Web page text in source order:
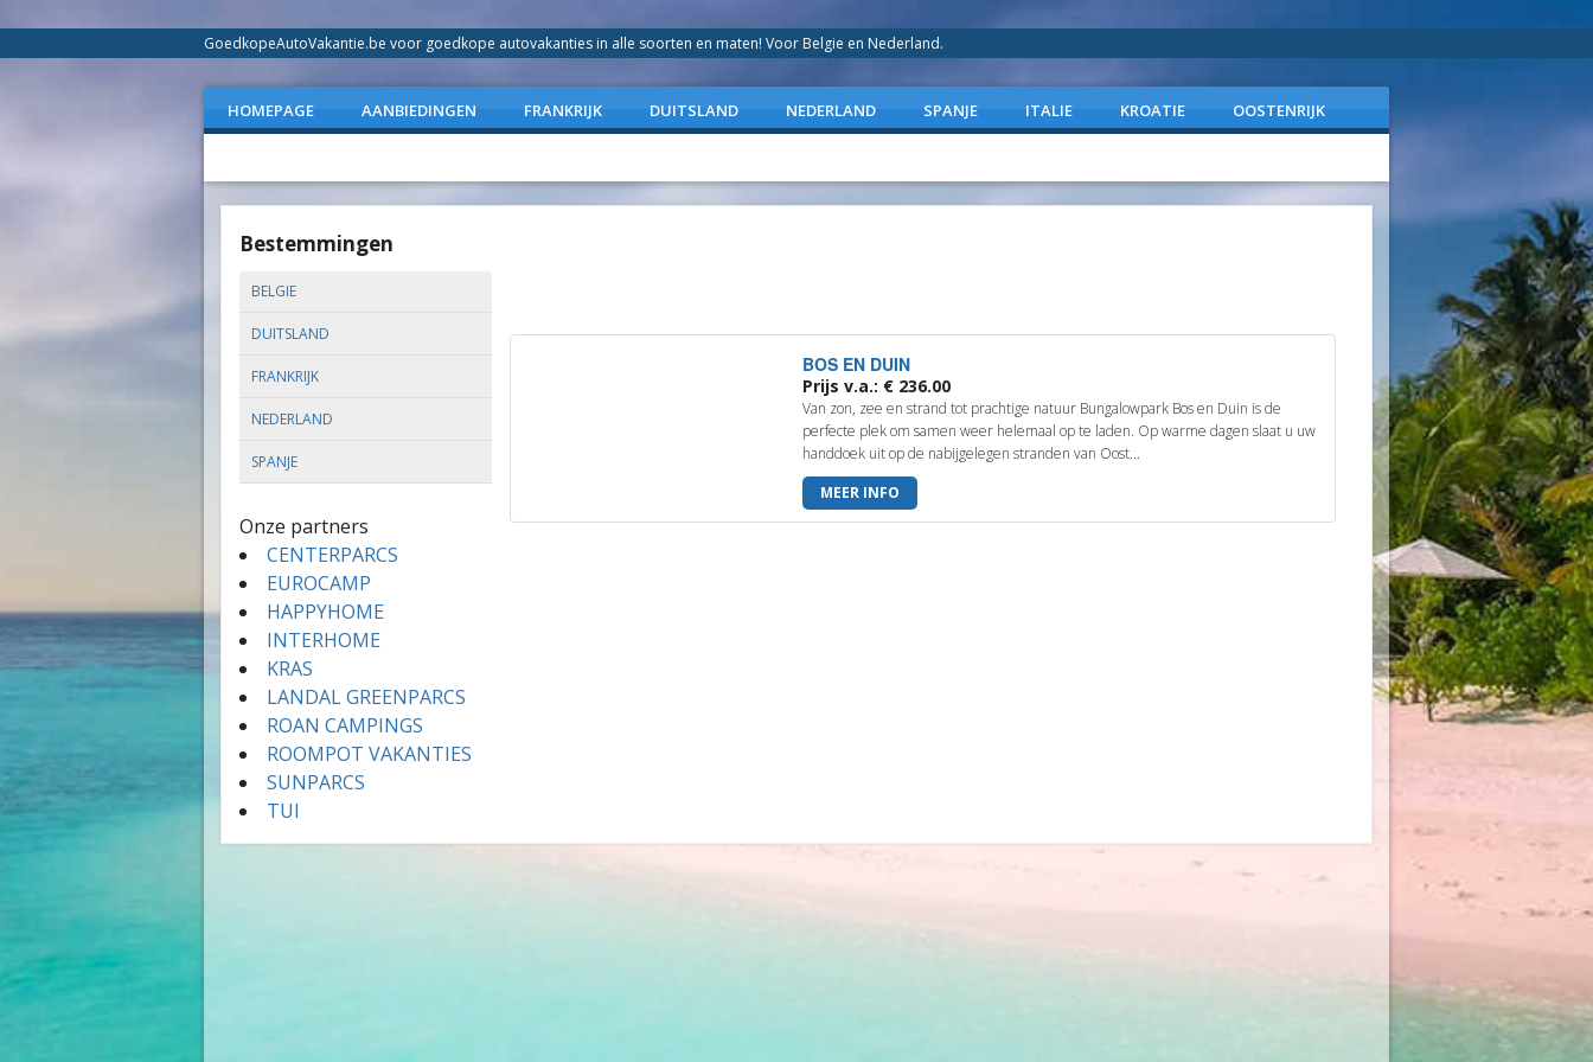
GoedkopeAutoVakantie.be voor goedkope autovakanties in alle soorten en maten! Voor Belgie en Nederland.
HOMEPAGE AANBIEDINGEN FRANKRIJK DUITSLAND NEDERLAND SPANJE ITALIE KROATIE OOSTENRIJK
Bestemmingen
BELGIE
DUITSLAND
FRANKRIJK
NEDERLAND
SPANJE
Onze partners
CENTERPARCS
EUROCAMP
HAPPYHOME
INTERHOME
KRAS
LANDAL GREENPARCS
ROAN CAMPINGS
ROOMPOT VAKANTIES
SUNPARCS
TUI
BOS EN DUIN
Prijs v.a.: € 236.00
Van zon, zee en strand tot prachtige natuur Bungalowpark Bos en Duin is de
perfecte plek om samen weer helemaal op te laden. Op warme dagen slaat u uw
handdoek uit op de nabijgelegen stranden van Oost...
MEER INFO